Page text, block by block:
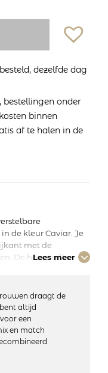
dezelfde dag
bestellingen onder
binnen
af te halen in de
de kleur Caviar. Je
met de
De hoge taille
collectie.
Lees meer
draagt de
altijd
een
en match